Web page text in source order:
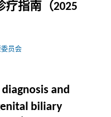
疗指南（2025
员会
and
biliary